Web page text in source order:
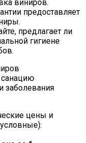
виниров.
предоставляет
предлагает ли
гигиене
заболевания
цены и